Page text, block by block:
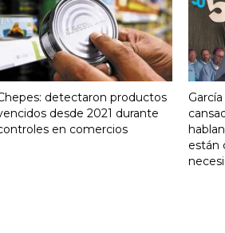
detectaron productos
desde 2021 durante
en comercios
están